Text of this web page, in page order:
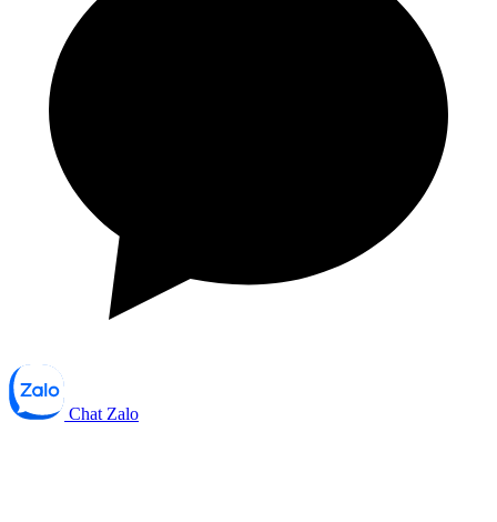
Chat Zalo